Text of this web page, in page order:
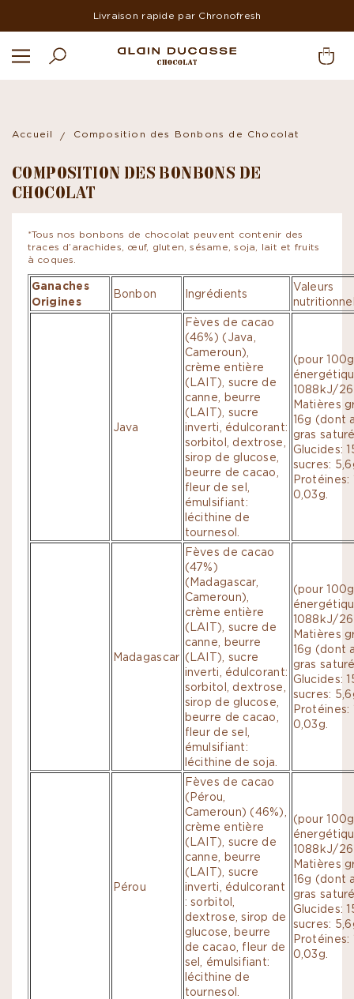
Livraison rapide par Chronofresh
Accueil Composition des Bonbons de Chocolat
COMPOSITION DES BONBONS DE
CHOCOLAT
*Tous nos bonbons de chocolat peuvent contenir des
traces d’arachides, œuf, gluten, sésame, soja, lait et fruits
à coques.
Ganaches
Origines
Bonbon Ingrédients
Valeurs
Java
Fèves de cacao
(46%) (Java,
Cameroun),
crème entière
(LAIT), sucre de
canne, beurre
(LAIT), sucre
inverti, édulcorant:
sorbitol, dextrose,
sirop de glucose,
beurre de cacao,
fleur de sel,
émulsifiant:
lécithine de
tournesol.
(pour
1088kJ/
Matières
16g (dont
gras
Glucides:
sucres:
Protéines:
0,03g.
Madagascar
Fèves de cacao
(47%)
(Madagascar,
Cameroun),
crème entière
(LAIT), sucre de
canne, beurre
(LAIT), sucre
inverti, édulcorant:
sorbitol, dextrose,
sirop de glucose,
beurre de cacao,
fleur de sel,
émulsifiant:
lécithine de soja.
(pour
1088kJ/
Matières
16g (dont
gras
Glucides:
sucres:
Protéines:
0,03g.
Pérou
Fèves de cacao
(Pérou,
Cameroun) (46%),
crème entière
(LAIT), sucre de
canne, beurre
(LAIT), sucre
inverti, édulcorant
: sorbitol,
dextrose, sirop de
glucose, beurre
de cacao, fleur de
sel, émulsifiant:
lécithine de
tournesol.
(pour
1088kJ/
Matières
16g (dont
gras
Glucides:
sucres:
Protéines:
0,03g.